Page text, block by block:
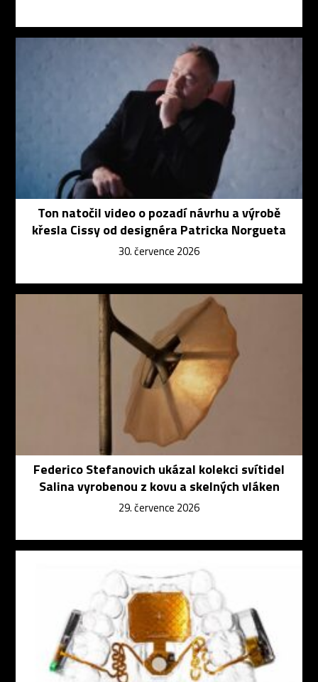
Ton natočil video o pozadí návrhu a výrobě
křesla Cissy od designéra Patricka Norgueta
30. července 2026
Federico Stefanovich ukázal kolekci svítidel
Salina vyrobenou z kovu a skelných vláken
29. července 2026